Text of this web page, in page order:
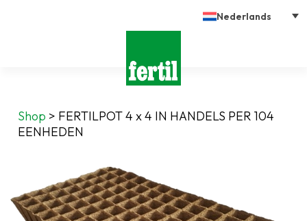
Nederlands
Shop > FERTILPOT 4 x 4 IN HANDELS PER 104
EENHEDEN